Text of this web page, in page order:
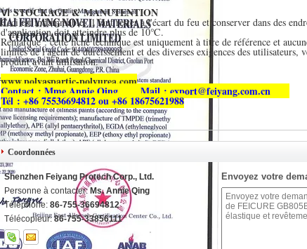
Ⅵ STOCKAGE & MANUTENTION
Ceci est inflammable, il faut rester à l'écart du feu et conserver dans des
d'application doit atteindre plus de 10℃.
Remarque : cette fiche technique est uniquement à titre de référence et
limites de l'agent de durcissement et des diverses exigences des
produit avant utilisation.
www.polyaspartic-polyurea.com
Contact : Mme Annie Qing Mail : export@feiyang.com.cn
Tél : +86 75536694812 ou +86 18675621988
Coordonnées
Shenzhen Feiyang Protech Corp., Ltd.
Personne à contacter: Ms. Annie Qing
Téléphone: 86-755-36694812
Télécopieur:86-755-33856111
Envoyez votre